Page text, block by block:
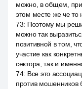
можно, в общем,
этом месте же че то
73: Поэтому мы
можно так
позитивной в том,
участие как
сектора, так и
74: Все это
против мошенников